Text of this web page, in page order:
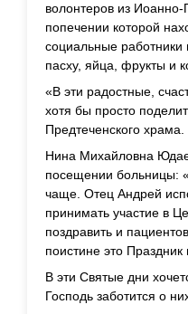
волонтеров из Иоанно-
попечении которой
социальные
пасху, яйца, фрукты и
«В эти радостные,
хотя бы просто
Предтеченского храма.
Нина Михайловна
посещении больницы:
чаще. Отец Андрей
принимать участие в
поздравить и
поистине это Праздник
В эти Святые дни
Господь заботится о